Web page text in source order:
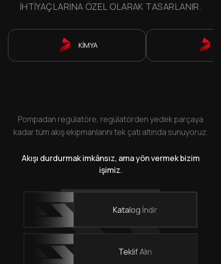
IHTIYAÇLARINA ÖZEL OLARAK TASARLANIR.
KİMYA
Pompadan regülatöre, regülatörden yedek parçaya
kadar tüm akış ekipmanlarını tek çatı altında sunuyoruz.
Akışı durdurmak imkânsız, ama yön vermek bizim
işimiz.
Katalog İndir
Teklif Alın